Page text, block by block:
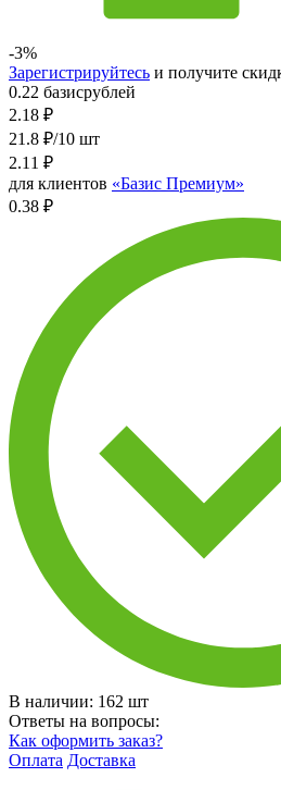
-3%
Зарегистрируйтесь и получите
0.22 базисрублей
2.18 ₽
21.8 ₽/10 шт
2.11 ₽
для клиентов «Базис Премиум»
0.38 ₽
В наличии: 162 шт
Ответы на вопросы:
Как оформить заказ?
Оплата Доставка